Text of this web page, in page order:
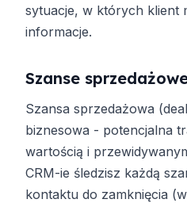
sytuacje, w których klient
informacje.
Szanse
Szansa sprzedażowa
biznesowa - potencjalna
wartością i
CRM-ie śledzisz każdą
kontaktu do zamknięcia